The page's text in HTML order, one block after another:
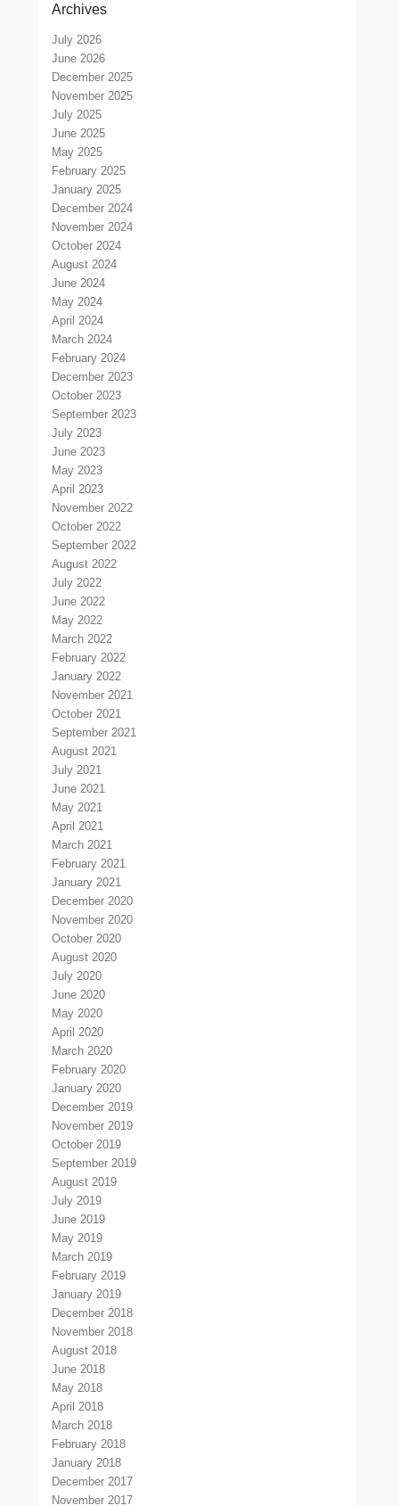
Archives
July 2026
June 2026
December 2025
November 2025
July 2025
June 2025
May 2025
February 2025
January 2025
December 2024
November 2024
October 2024
August 2024
June 2024
May 2024
April 2024
March 2024
February 2024
December 2023
October 2023
September 2023
July 2023
June 2023
May 2023
April 2023
November 2022
October 2022
September 2022
August 2022
July 2022
June 2022
May 2022
March 2022
February 2022
January 2022
November 2021
October 2021
September 2021
August 2021
July 2021
June 2021
May 2021
April 2021
March 2021
February 2021
January 2021
December 2020
November 2020
October 2020
August 2020
July 2020
June 2020
May 2020
April 2020
March 2020
February 2020
January 2020
December 2019
November 2019
October 2019
September 2019
August 2019
July 2019
June 2019
May 2019
March 2019
February 2019
January 2019
December 2018
November 2018
August 2018
June 2018
May 2018
April 2018
March 2018
February 2018
January 2018
December 2017
November 2017